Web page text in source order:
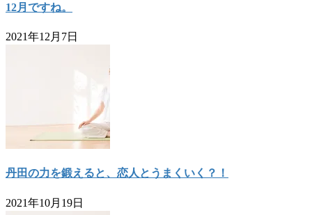
12月ですね。
2021年12月7日
丹田の力を鍛えると、恋人とうまくいく？！
2021年10月19日